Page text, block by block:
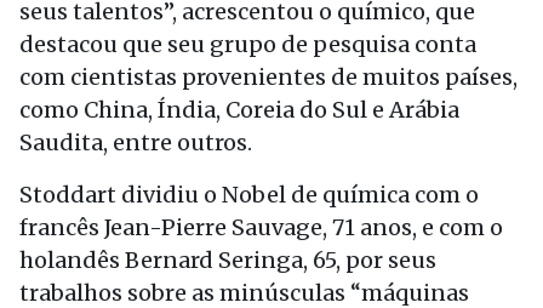
seus talentos”, acrescentou o químico, que
destacou que seu grupo de pesquisa conta
com cientistas provenientes de muitos países,
como China, Índia, Coreia do Sul e Arábia
Saudita, entre outros.
Stoddart dividiu o Nobel de química com o
francês Jean-Pierre Sauvage, 71 anos, e com o
holandês Bernard Seringa, 65, por seus
trabalhos sobre as minúsculas “máquinas